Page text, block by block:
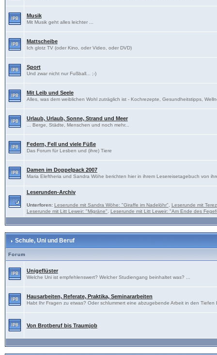
Musik
Mit Musik geht alles leichter ...
Mattscheibe
Ich glotz TV (oder Kino, oder Video, oder DVD)
Sport
Und zwar nicht nur Fußball... ;-)
Mit Leib und Seele
Alles, was dem weiblichen Wohl zuträglich ist - Kochrezepte, Gesundheitstipps,
Urlaub, Urlaub, Sonne, Strand und Meer
... Berge, Städte, Menschen und noch mehr...
Federn, Fell und viele Füße
Das Forum für Lesben und (ihre) Tiere
Damen im Doppelpack 2007
Maria Eleftheria und Sandra Wöhe berichten hier in ihrem Lesereisetagebuch von
Leserunden-Archiv
Unterforen: Leserunde mit Sandra Wöhe: "Giraffe im Nadelöhr"
Leserunde mit
Leserunde mit Litt Leweir: "Migräne"
Leserunde mit Litt Leweir: "Am Ende des
Schule, Uni und Beruf
Forum
Unigeflüster
Welche Uni ist empfehlenswert? Welcher Studiengang beinhaltet was? ...
Hausarbeiten, Referate, Praktika, Seminararbeiten
Habt Ihr Fragen zu etwas? Oder schlummert eine abzugebende Arbeit in den Tiefen
Von Brotberuf bis Traumjob